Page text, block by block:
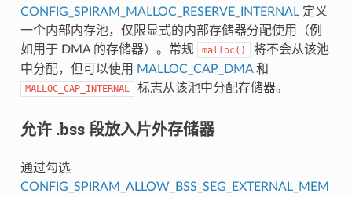
CONFIG_SPIRAM_MALLOC_RESERVE_INTERNAL定义
一个内部内存池，仅限显式的内部存储器分配使用（例
如用于 DMA 的存储器）。常规
malloc()
将不会从该池
中分配，但可以使用 MALLOC_CAP_DMA和
MALLOC_CAP_INTERNAL 标志从该池中分配存储器。
允许 .bss 段放入片外存储器
通过勾选
CONFIG_SPIRAM_ALLOW_BSS_SEG_EXTERNAL_MEM